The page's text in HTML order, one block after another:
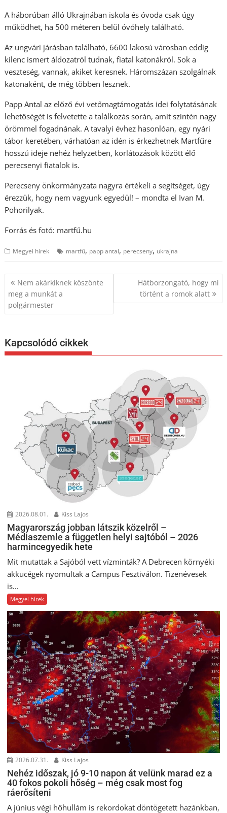
A háborúban álló Ukrajnában iskola és óvoda csak úgy
működhet, ha 500 méteren belül óvóhely található.
Az ungvári járásban található, 6600 lakosú városban eddig
kilenc ismert áldozatról tudnak, fiatal katonákról. Sok a
veszteség, vannak, akiket keresnek. Háromszázan szolgálnak
katonaként, de még többen lesznek.
Papp Antal az előző évi vetőmagtámogatás idei folytatásának
lehetőségét is felvetette a találkozás során, amit szintén nagy
örömmel fogadnának. A tavalyi évhez hasonlóan, egy nyári
tábor keretében, várhatóan az idén is érkezhetnek Martfűre
hosszú ideje nehéz helyzetben, korlátozások között élő
perecsenyi fiatalok is.
Perecseny önkormányzata nagyra értékeli a segítséget, úgy
érezzük, hogy nem vagyunk egyedül! – mondta el Ivan M.
Pohorilyak.
Forrás és fotó: martfű.hu
Megyei hírek martfű, papp antal, perecseny, ukrajna
Bejegyzés
navigáció
Nem akárkiknek köszönte
meg a munkát a
polgármester
Hátborzongató, hogy mi
történt a romok alatt
Kapcsolódó cikkek
2026.08.01. Kiss Lajos
Magyarország jobban látszik közelről –
Médiaszemle a független helyi sajtóból – 2026
harmincegyedik hete
Mit mutattak a Sajóból vett vízminták? A Debrecen környéki
akkucégek nyomultak a Campus Fesztiválon. Tizenévesek
is...
Megyei hírek
2026.07.31. Kiss Lajos
Nehéz időszak, jó 9-10 napon át velünk marad ez a
40 fokos pokoli hőség – még csak most fog
ráerősíteni
A június végi hőhullám is rekordokat döntögetett hazánkban,